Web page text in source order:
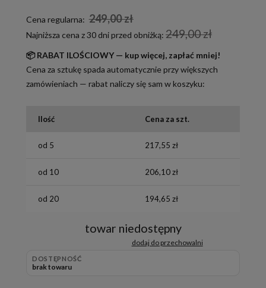
Cena regularna: 249,00 zł
Najniższa cena z 30 dni przed obniżką: 249,00 zł
📦 RABAT ILOŚCIOWY — kup więcej, zapłać mniej!
Cena za sztukę spada automatycznie przy większych
zamówieniach — rabat naliczy się sam w koszyku:
Ilość Cena za szt.
od 5 217,55 zł
od 10 206,10 zł
od 20 194,65 zł
towar niedostępny
dodaj do przechowalni
DOSTĘPNOŚĆ
brak towaru